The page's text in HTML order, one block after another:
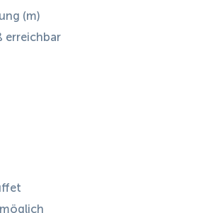
(m)
erreichbar